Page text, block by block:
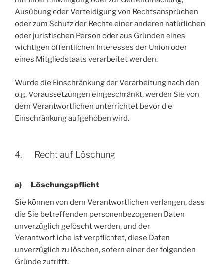
Ausübung oder Verteidigung von Rechtsansprüchen
oder zum Schutz der Rechte einer anderen natürlichen
oder juristischen Person oder aus Gründen eines
wichtigen öffentlichen Interesses der Union oder
eines Mitgliedstaats verarbeitet werden.
Wurde die Einschränkung der Verarbeitung nach den
o.g. Voraussetzungen eingeschränkt, werden Sie von
dem Verantwortlichen unterrichtet bevor die
Einschränkung aufgehoben wird.
4. Recht auf Löschung
a) Löschungspflicht
Sie können von dem Verantwortlichen verlangen, dass
die Sie betreffenden personenbezogenen Daten
unverzüglich gelöscht werden, und der
Verantwortliche ist verpflichtet, diese Daten
unverzüglich zu löschen, sofern einer der folgenden
Gründe zutrifft: